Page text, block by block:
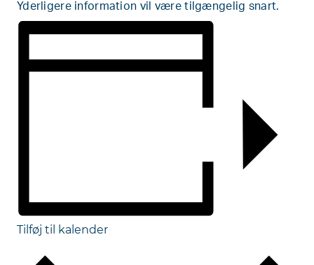
Yderligere information vil være tilgængelig snart.
Tilføj til kalender